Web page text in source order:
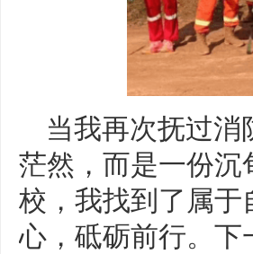
当我再次抚过
茫然，而是一份
校，我找到了属
心，砥砺前行。